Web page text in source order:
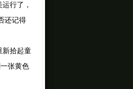
行了，
还记得
拾起童
张黄色